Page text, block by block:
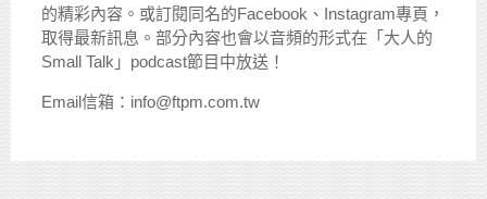
的精彩內容。或訂閱同名的Facebook、Instagram專頁，
取得最新訊息。部分內容也會以音頻的形式在「大人的
Small Talk」podcast節目中放送！
Email信箱：info@ftpm.com.tw